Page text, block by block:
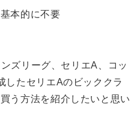
基本的に不要
ズリーグ、セリエA、コッ
したセリエAのビッククラ
う方法を紹介したいと思い